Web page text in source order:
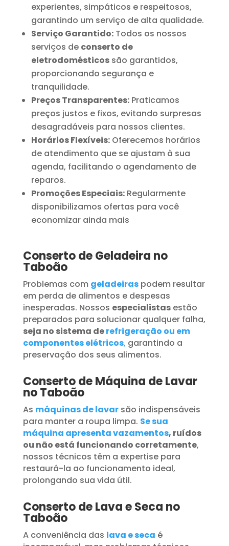
experientes, simpáticos e respeitosos,
garantindo um serviço de alta qualidade.
Serviço Garantido:Todos os nossos
serviços de conserto de
eletrodomésticossão garantidos,
proporcionando segurança e
tranquilidade.
Preços Transparentes:Praticamos
preços justos e fixos, evitando surpresas
desagradáveis para nossos clientes.
Horários Flexíveis:Oferecemos horários
de atendimento que se ajustam à sua
agenda, facilitando o agendamento de
reparos.
Promoções Especiais:Regularmente
disponibilizamos ofertas para você
economizar ainda mais
Conserto de Geladeira no
Taboão
Problemas com geladeiraspodem resultar
em perda de alimentos e despesas
inesperadas. Nossos especialistasestão
preparados para solucionar qualquer falha,
seja no sistema derefrigeração ou em
componentes elétricos, garantindo a
preservação dos seus alimentos.
Conserto de Máquina de Lavar
no Taboão
As máquinas de lavar são indispensáveis
para manter a roupa limpa. Se sua
máquina apresenta vazamentos, ruídos
ou não está funcionando corretamente,
nossos técnicos têm a expertise para
restaurá-la ao funcionamento ideal,
prolongando sua vida útil.
Conserto de Lava e Seca no
Taboão
A conveniência das lava e seca é